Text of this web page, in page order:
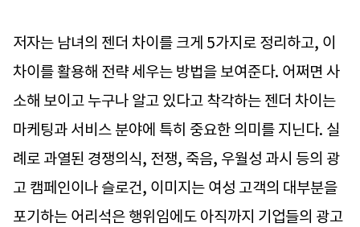
저자는 남녀의 젠더 차이를 크게 5가지로 정리하고, 이
차이를 활용해 전략 세우는 방법을 보여준다. 어쩌면 사
소해 보이고 누구나 알고 있다고 착각하는 젠더 차이는
마케팅과 서비스 분야에 특히 중요한 의미를 지닌다. 실
례로 과열된 경쟁의식, 전쟁, 죽음, 우월성 과시 등의 광
고 캠페인이나 슬로건, 이미지는 여성 고객의 대부분을
포기하는 어리석은 행위임에도 아직까지 기업들의 광고